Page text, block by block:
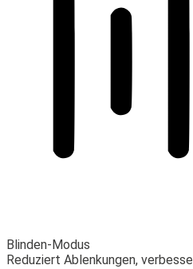
Blinden-Modus
Reduziert Ablenkungen,